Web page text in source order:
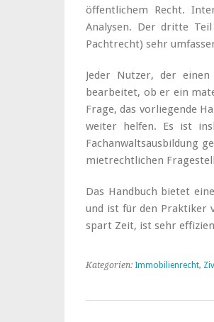
öffentlichem Recht.
Analysen. Der dritte
Pachtrecht) sehr
Jeder Nutzer, der
bearbeitet, ob er ein
Frage, das vorliegende
weiter helfen. Es ist
Fachanwaltsausbildung
mietrechtlichen
Das Handbuch bietet
und ist für den Praktiker
spart Zeit, ist sehr
Kategorien: Immobilienrecht,